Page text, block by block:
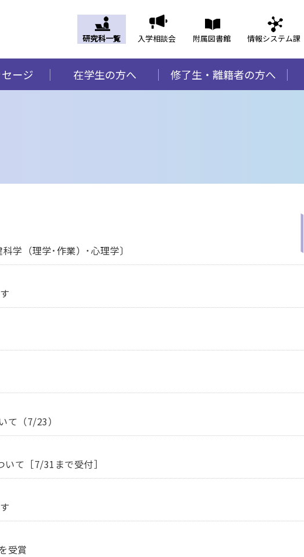
研究科一覧 入学相談会 附属図書館 情報システム課
ージ 在学生の方へ 修了生・離籍者の方へ
学（理学･作業）･心理学〕
て（7/23）
て［7/31まで受付］
受賞